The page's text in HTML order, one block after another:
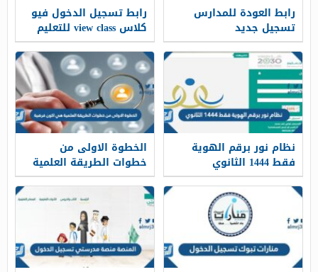
رابط العودة للمدارس
تسجيل جديد
backtoschool.sa
رابط تسجيل الدخول فيو
كلاس view class للتعليم
الالكتروني والمدارس
الإفتراضية
نظام نور برقم الهوية
فقط 1444 الثانوي
الخطوة الاولى من
خطوات الطريقة العلمية
هي اكون فرضية